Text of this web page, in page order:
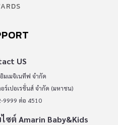
US
มเมจิเนทีฟ จำกัด
ร์เปอเรชั่นส์ จำกัด (มหาชน)
9999 ต่อ 4510
ซต์ Amarin Baby&Kids